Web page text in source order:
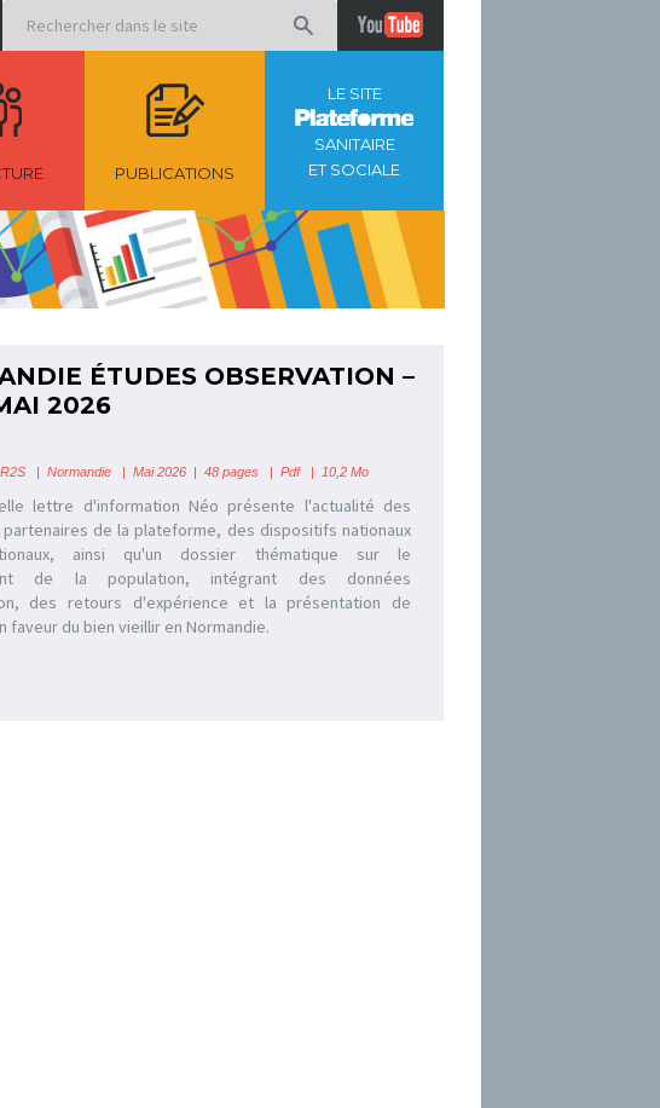
PUBLICATIONS
LE SITE
SANITAIRE
ET SOCIALE
ÉTUDES OBSERVATION –
2026
| Normandie | Mai 2026 | 48 pages | Pdf | 10,2 Mo
lettre d'information Néo présente l'actualité des
de la plateforme, des dispositifs nationaux
ainsi qu'un dossier thématique sur le
de la population, intégrant des données
des retours d'expérience et la présentation de
faveur du bien vieillir en Normandie.